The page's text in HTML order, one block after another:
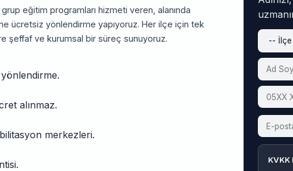
eğitim programları hizmeti veren, alanında
ücretsiz yönlendirme yapıyoruz. Her ilçe için tek
şeffaf ve kurumsal bir süreç sunuyoruz.
alınmaz.
merkezleri.